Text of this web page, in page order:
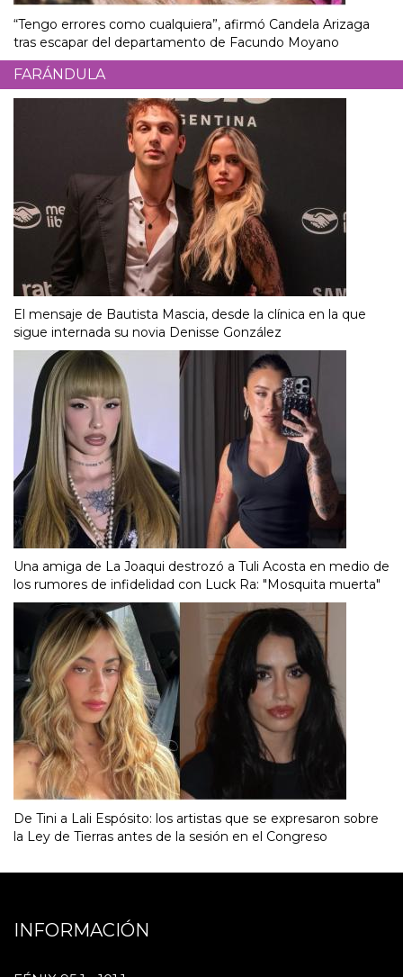
“Tengo errores como cualquiera”, afirmó Candela Arizaga
tras escapar del departamento de Facundo Moyano
FARÁNDULA
El mensaje de Bautista Mascia, desde la clínica en la que
sigue internada su novia Denisse González
Una amiga de La Joaqui destrozó a Tuli Acosta en medio de
los rumores de infidelidad con Luck Ra: "Mosquita muerta"
De Tini a Lali Espósito: los artistas que se expresaron sobre
la Ley de Tierras antes de la sesión en el Congreso
INFORMACIÓN